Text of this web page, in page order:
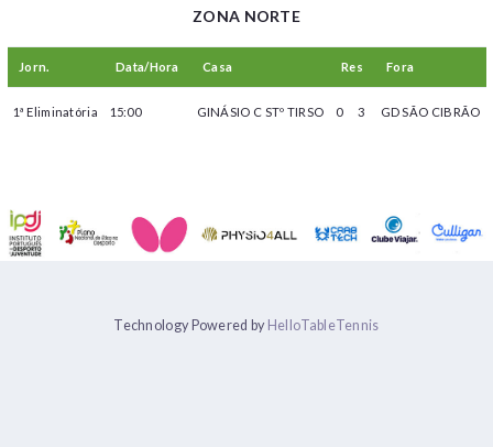
ZONA NORTE
Jorn. Data/Hora Casa Res Fora
1ª Eliminatória 15:00 GINÁSIO C STº TIRSO 0 3 GD SÃO CIBRÃO
Technology Powered by HelloTableTennis